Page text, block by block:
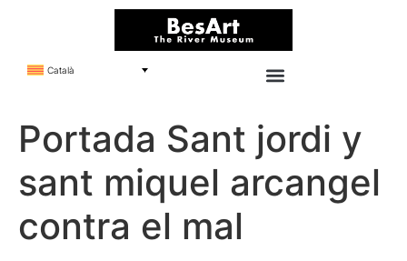
Català
Portada Sant jordi y
sant miquel arcangel
contra el mal